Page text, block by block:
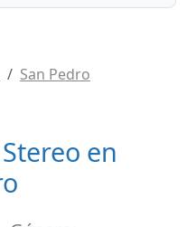
San Pedro
en